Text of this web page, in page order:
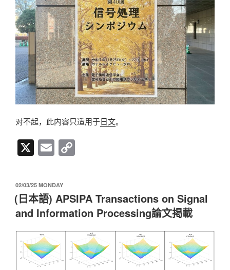
对不起，此内容只适用于日文。
X E
ail
y
Li
n
k
发
布
于
02/03/25 MONDAY
(日本語) APSIPA Transactions on Signal
and Information Processing論文掲載